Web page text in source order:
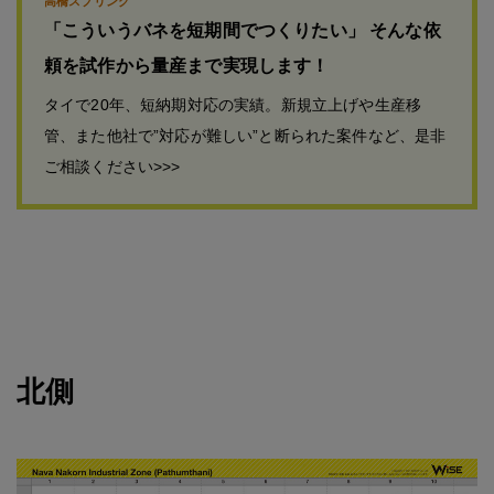
「こういうバネを短期間でつくりたい」 そんな依
頼を試作から量産まで実現します！
タイで20年、短納期対応の実績。新規立上げや生産移
管、また他社で”対応が難しい”と断られた案件など、是非
ご相談ください>>>
北側